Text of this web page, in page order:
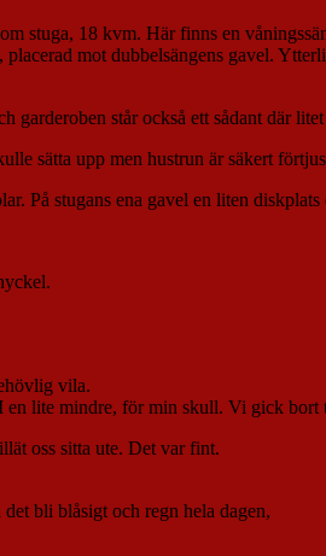
stuga, 18 kvm. Här finns en
mot dubbelsängens gavel.
står också ett sådant där
sätta upp men hustrun är säkert
På stugans ena gavel en liten
vila.
lite mindre, för min skull. Vi gick bort
oss sitta ute. Det var fint.
bli blåsigt och regn hela dagen,